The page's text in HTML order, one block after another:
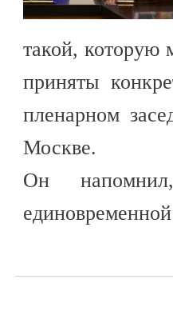
такой, которую
приняты
пленарном
Москве.
Он